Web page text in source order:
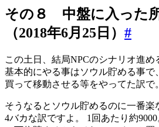
その８ 中盤に入った
（2018年6月25日） #
この土日、結局NPCのシナリオ進め
基本的にやる事はソウル貯める事で
買って移動させる等をやってた訳で。
そうなるとソウル貯めるのに一番
4バカな訳ですよ。 1回あたり約